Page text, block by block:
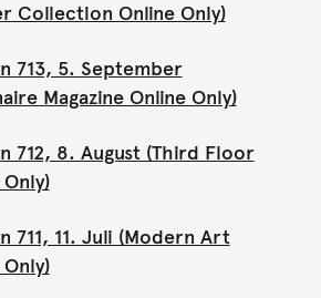
Collection Online Only)
713, 5. September
Magazine Online Only)
712, 8. August (Third Floor
711, 11. Juli (Modern Art